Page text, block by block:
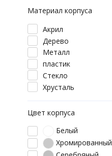
Материал корпуса
Акрил
Дерево
Металл
пластик
Стекло
Хрусталь
Цвет корпуса
Белый
Хромированный